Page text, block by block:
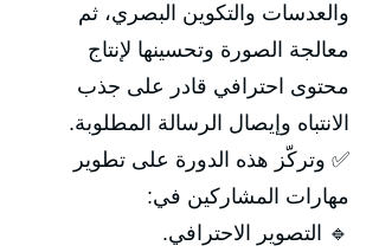
والعدسات والتكوين البصري، ثم
معالجة الصورة وتحسينها لإنتاج
محتوى احترافي قادر على جذب
الانتباه وإيصال الرسالة المطلوبة.
✅ وتركّز هذه الدورة على تطوير
مهارات المشاركين في:
🔹 التصوير الاحترافي.